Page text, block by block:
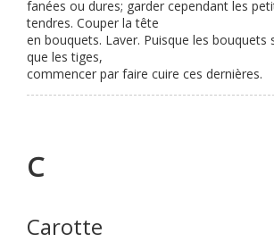
fanées ou dures; garder cependant les
tendres. Couper la tête
en bouquets. Laver. Puisque les bouquets
que les tiges,
commencer par faire cuire ces dernières.
C
Carotte